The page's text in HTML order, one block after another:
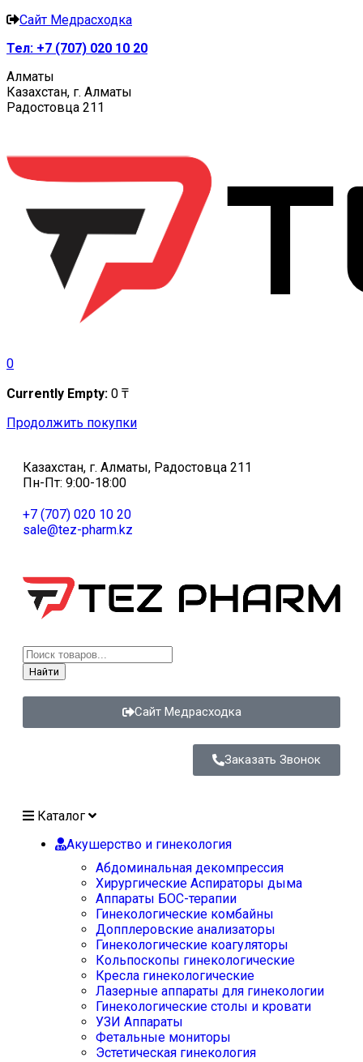
Сайт Медрасходка
Тел: +7 (707) 020 10 20
Алматы
Казахстан, г. Алматы
Радостовца 211
0
Currently Empty: 0 ₸
Продолжить покупки
Казахстан, г. Алматы, Радостовца 211
Пн-Пт: 9:00-18:00
+7 (707) 020 10 20
sale@tez-pharm.kz
Найти
Сайт Медрасходка
Заказать Звонок
Каталог
Акушерство и гинекология
Абдоминальная декомпрессия
Хирургические Аспираторы дыма
Аппараты БОС-терапии
Гинекологические комбайны
Допплеровские анализаторы
Гинекологические коагуляторы
Кольпоскопы гинекологические
Кресла гинекологические
Лазерные аппараты для гинекологии
Гинекологические столы и кровати
УЗИ Аппараты
Фетальные мониторы
Эстетическая гинекология